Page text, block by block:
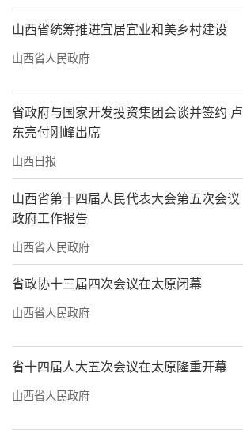
山西省统筹推进宜居宜业和美乡村建设
山西省人民政府
省政府与国家开发投资集团会谈并签约 卢
东亮付刚峰出席
山西日报
山西省第十四届人民代表大会第五次会议
政府工作报告
山西省人民政府
省政协十三届四次会议在太原闭幕
山西省人民政府
省十四届人大五次会议在太原隆重开幕
山西省人民政府